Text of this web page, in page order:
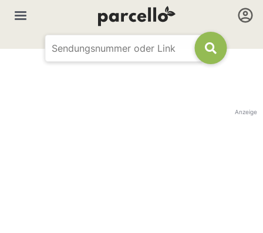
Anzeige